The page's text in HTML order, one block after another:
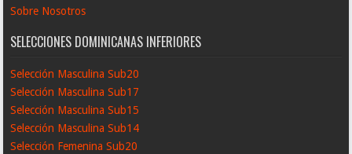
Sobre Nosotros
SELECCIONES DOMINICANAS INFERIORES
Selección Masculina Sub20
Selección Masculina Sub17
Selección Masculina Sub15
Selección Masculina Sub14
Selección Femenina Sub20